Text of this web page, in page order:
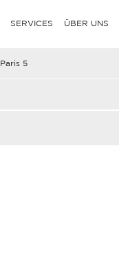
SERVICES ÜBER UNS
Paris 5